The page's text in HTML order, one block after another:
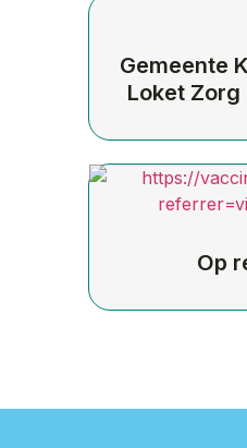
Gemeente
Loket Zorg
Op